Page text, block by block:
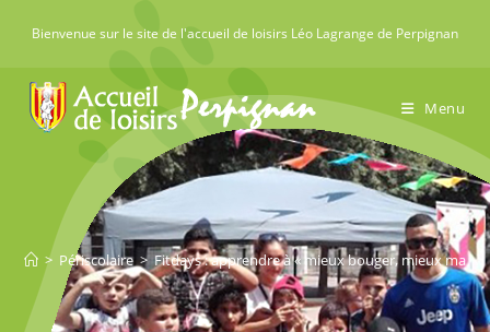
Bienvenue sur le site de l'accueil de loisirs Léo Lagrange de Perpignan
Menu
> Périscolaire > Fitdays : apprendre à « mieux bouger, mieux